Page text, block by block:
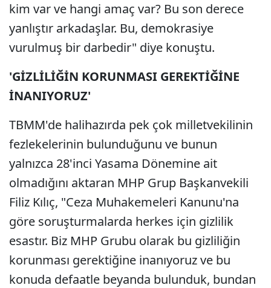
kim var ve hangi amaç var? Bu son derece
yanlıştır arkadaşlar. Bu, demokrasiye
vurulmuş bir darbedir" diye konuştu.
'GİZLİLİĞİN KORUNMASI GEREKTİĞİNE
İNANIYORUZ'
TBMM'de halihazırda pek çok milletvekilinin
fezlekelerinin bulunduğunu ve bunun
yalnızca 28'inci Yasama Dönemine ait
olmadığını aktaran MHP Grup Başkanvekili
Filiz Kılıç, "Ceza Muhakemeleri Kanunu'na
göre soruşturmalarda herkes için gizlilik
esastır. Biz MHP Grubu olarak bu gizliliğin
korunması gerektiğine inanıyoruz ve bu
konuda defaatle beyanda bulunduk, bundan